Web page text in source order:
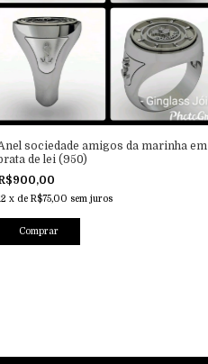
sociedade amigos da marinha em
de lei (950)
x de R$75,00 sem juros